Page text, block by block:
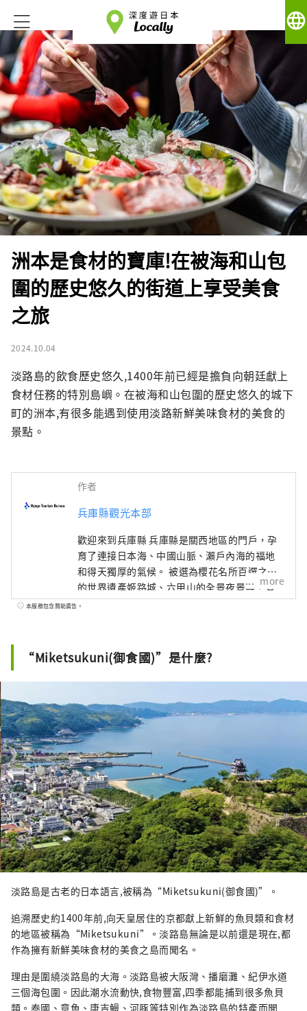
language
洲本是食材的寶庫!在被海和山包
圍的歷史悠久的街道上享受美食
之旅
2024.10.04
淡路島的飲食歷史悠久,1400年前已經是擔負向朝廷獻上
食材任務的特別島嶼。在被海和山包圍的歷史悠久的城下
町的洲本,有很多能遇到使用淡路新鮮美味食材的美食的
景點。
作者
兵庫縣觀光本部
歡迎來到兵庫縣 兵庫縣是關西地區的門戶，孕
育了連接日本海、中國山脈、瀨戶內海的福地
和得天獨厚的氣候。 被選為櫻花名所百選之一
的世界遺產姬路城、六甲山的全景夜景等，有
許多令人驚嘆的美景。 世界聞名的神戶品牌
頭驚喜的寶石。 有馬溫泉是著名的溫泉，城崎
溫泉曾出現在許多文學作品中。在大自然的包
圍下，您可以放鬆身心。 淡路島鳴門漩渦的雷
鳴聲、夏季各地舉辦的煙火大會的動感聲音
等，您可以聽到令人難忘的聲音。 在縣內的藥
草園和植物園中，四季皆有的藥草和花草的溫
和宜人的香氣可以治愈您的身心。 享受刺激視
覺、味覺、觸覺、聽覺、嗅覺五種感官的兵庫
新旅程。
more
本服務包含贊助廣告。
“Miketsukuni(御食國)”是什麼?
淡路島是古老的日本語言,被稱為“Miketsukuni(御食國)”。
追溯歷史約1400年前,向天皇居住的京都獻上新鮮的魚貝類和食材
的地區被稱為“Miketsukuni”。淡路島無論是以前還是現在,都
作為擁有新鮮美味食材的美食之島而聞名。
理由是圍繞淡路島的大海。淡路島被大阪灣、播磨灘、紀伊水道
三個海包圍。因此潮水流動快,食物豐富,四季都能捕到很多魚貝
類。泰國、章魚、康吉鰻、河豚等特別作為淡路島的特產而聞